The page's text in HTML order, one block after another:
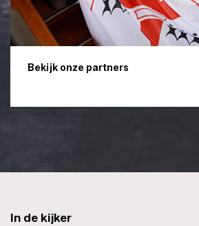
Bekijk onze partners
In de kijker